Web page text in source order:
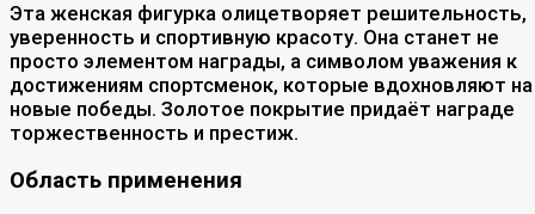
Эта женская фигурка олицетворяет решительность,
уверенность и спортивную красоту. Она станет не
просто элементом награды, а символом уважения к
достижениям спортсменок, которые вдохновляют на
новые победы. Золотое покрытие придаёт награде
торжественность и престиж.
Область применения